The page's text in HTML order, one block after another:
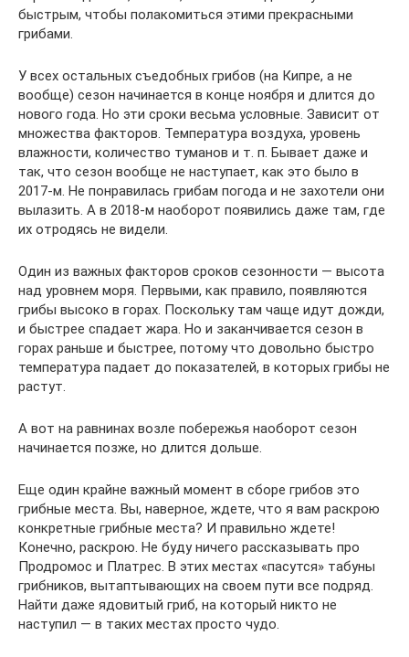
быстрым, чтобы полакомиться этими прекрасными
грибами.
У всех остальных съедобных грибов (на Кипре, а не
вообще) сезон начинается в конце ноября и длится до
нового года. Но эти сроки весьма условные. Зависит от
множества факторов. Температура воздуха, уровень
влажности, количество туманов и т. п. Бывает даже и
так, что сезон вообще не наступает, как это было в
2017-м. Не понравилась грибам погода и не захотели они
вылазить. А в 2018-м наоборот появились даже там, где
их отродясь не видели.
Один из важных факторов сроков сезонности — высота
над уровнем моря. Первыми, как правило, появляются
грибы высоко в горах. Поскольку там чаще идут дожди,
и быстрее спадает жара. Но и заканчивается сезон в
горах раньше и быстрее, потому что довольно быстро
температура падает до показателей, в которых грибы не
растут.
А вот на равнинах возле побережья наоборот сезон
начинается позже, но длится дольше.
Еще один крайне важный момент в сборе грибов это
грибные места. Вы, наверное, ждете, что я вам раскрою
конкретные грибные места? И правильно ждете!
Конечно, раскрою. Не буду ничего рассказывать про
Продромос и Платрес. В этих местах «пасутся» табуны
грибников, вытаптывающих на своем пути все подряд.
Найти даже ядовитый гриб, на который никто не
наступил — в таких местах просто чудо.